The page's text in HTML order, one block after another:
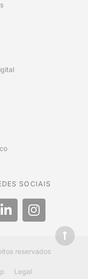
SOCIAIS
reservados
Legal